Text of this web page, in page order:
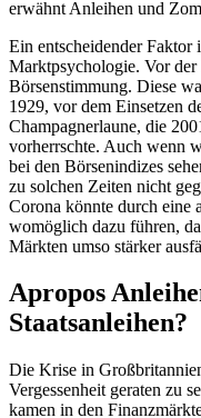
erwähnt Anleihen und
Ein entscheidender Faktor
Marktpsychologie. Vor der
Börsenstimmung. Diese
1929, vor dem Einsetzen
Champagnerlaune, die
vorherrschte. Auch wenn
bei den Börsenindizes
zu solchen Zeiten nicht
Corona könnte durch eine
womöglich dazu führen,
Märkten umso stärker
Apropos
Staatsanleihen?
Die Krise in
Vergessenheit geraten zu
kamen in den